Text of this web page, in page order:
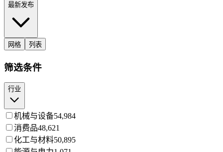
最新发布
网格 列表
筛选条件
行业
机械与设备54,984
消费品48,621
化工与材料50,895